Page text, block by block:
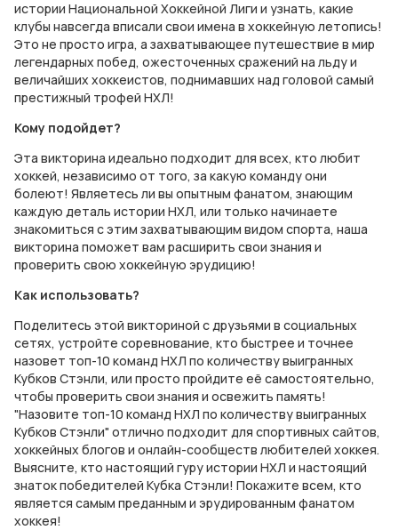
истории Национальной Хоккейной Лиги и узнать, какие
клубы навсегда вписали свои имена в хоккейную летопись!
Это не просто игра, а захватывающее путешествие в мир
легендарных побед, ожесточенных сражений на льду и
величайших хоккеистов, поднимавших над головой самый
престижный трофей НХЛ!
Кому подойдет?
Эта викторина идеально подходит для всех, кто любит
хоккей, независимо от того, за какую команду они
болеют! Являетесь ли вы опытным фанатом, знающим
каждую деталь истории НХЛ, или только начинаете
знакомиться с этим захватывающим видом спорта, наша
викторина поможет вам расширить свои знания и
проверить свою хоккейную эрудицию!
Как использовать?
Поделитесь этой викториной с друзьями в социальных
сетях, устройте соревнование, кто быстрее и точнее
назовет топ-10 команд НХЛ по количеству выигранных
Кубков Стэнли, или просто пройдите её самостоятельно,
чтобы проверить свои знания и освежить память!
"Назовите топ-10 команд НХЛ по количеству выигранных
Кубков Стэнли" отлично подходит для спортивных сайтов,
хоккейных блогов и онлайн-сообществ любителей хоккея.
Выясните, кто настоящий гуру истории НХЛ и настоящий
знаток победителей Кубка Стэнли! Покажите всем, кто
является самым преданным и эрудированным фанатом
хоккея!